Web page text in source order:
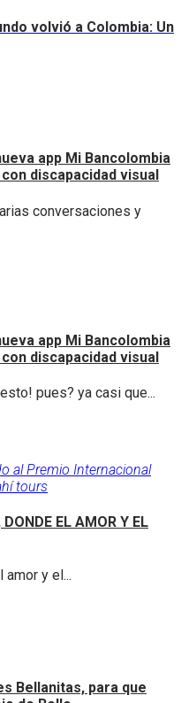
volvió a Colombia: Un
app Mi Bancolombia
discapacidad visual
conversaciones y
app Mi Bancolombia
discapacidad visual
pues? ya casi que...
al Premio Internacional
tours
EL AMOR Y EL
y el...
Bellanitas, para que